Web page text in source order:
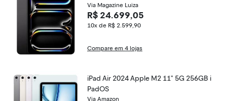
Via Magazine Luiza
R$ 24.699,05
10x de R$ 2.599,90
Compare em 4 lojas
iPad Air 2024 Apple M2 11" 5G 256GB i
PadOS
Via Amazon